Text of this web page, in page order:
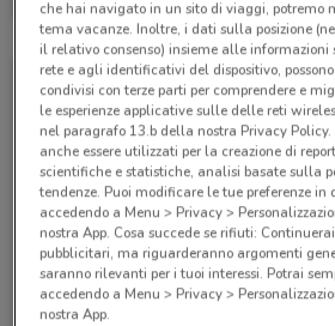
Scade il 17/08
PosteMobile
che hai navigato in un sito di viaggi, potremo
tema vacanze. Inoltre, i dati sulla posizione
il relativo consenso) insieme alle informazioni
rete e agli identificativi del dispositivo,
condivisi con terze parti per comprendere e
le esperienze applicative sulle delle reti
nel paragrafo 13.b della nostra Privacy
anche essere utilizzati per la creazione di
scientifiche e statistiche, analisi basate sulla
tendenze. Puoi modificare le tue preferenze
accedendo a Menu > Privacy >
nostra App. Cosa succede se rifiuti:
pubblicitari, ma riguarderanno argomenti
saranno rilevanti per i tuoi interessi. Potrai
accedendo a Menu > Privacy >
nostra App.